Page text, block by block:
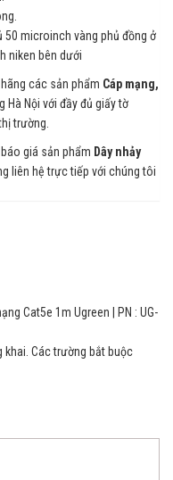
microinch vàng phủ đồng ở
niken bên dưới
các sản phẩm Cáp mạng,
Hà Nội với đầy đủ giấy tờ
trường.
giá sản phẩm Dây nhảy
liên hệ trực tiếp với chúng tôi
Cat5e 1m Ugreen | PN : UG-
Các trường bắt buộc